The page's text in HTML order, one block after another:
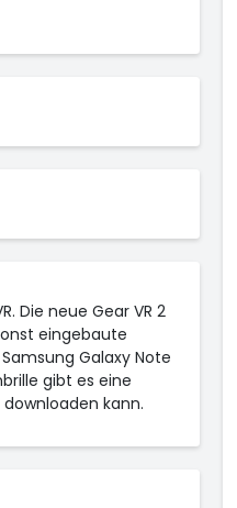
Die neue Gear VR 2
eingebaute
Galaxy Note
gibt es eine
kann.